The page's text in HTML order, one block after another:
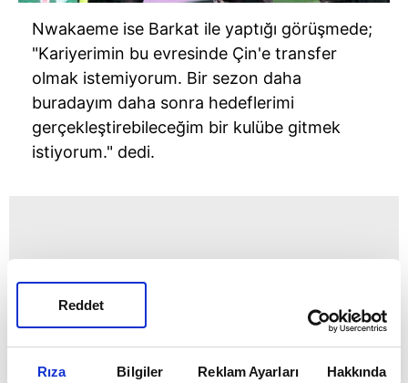
Rıza Bilgiler Reklam Ayarları Hakkında
Reddet
Nwakaeme ise Barkat ile yaptığı görüşmede;
"Kariyerimin bu evresinde Çin'e transfer
olmak istemiyorum. Bir sezon daha
buradayım daha sonra hedeflerimi
gerçekleştirebileceğim bir kulübe gitmek
istiyorum." dedi.